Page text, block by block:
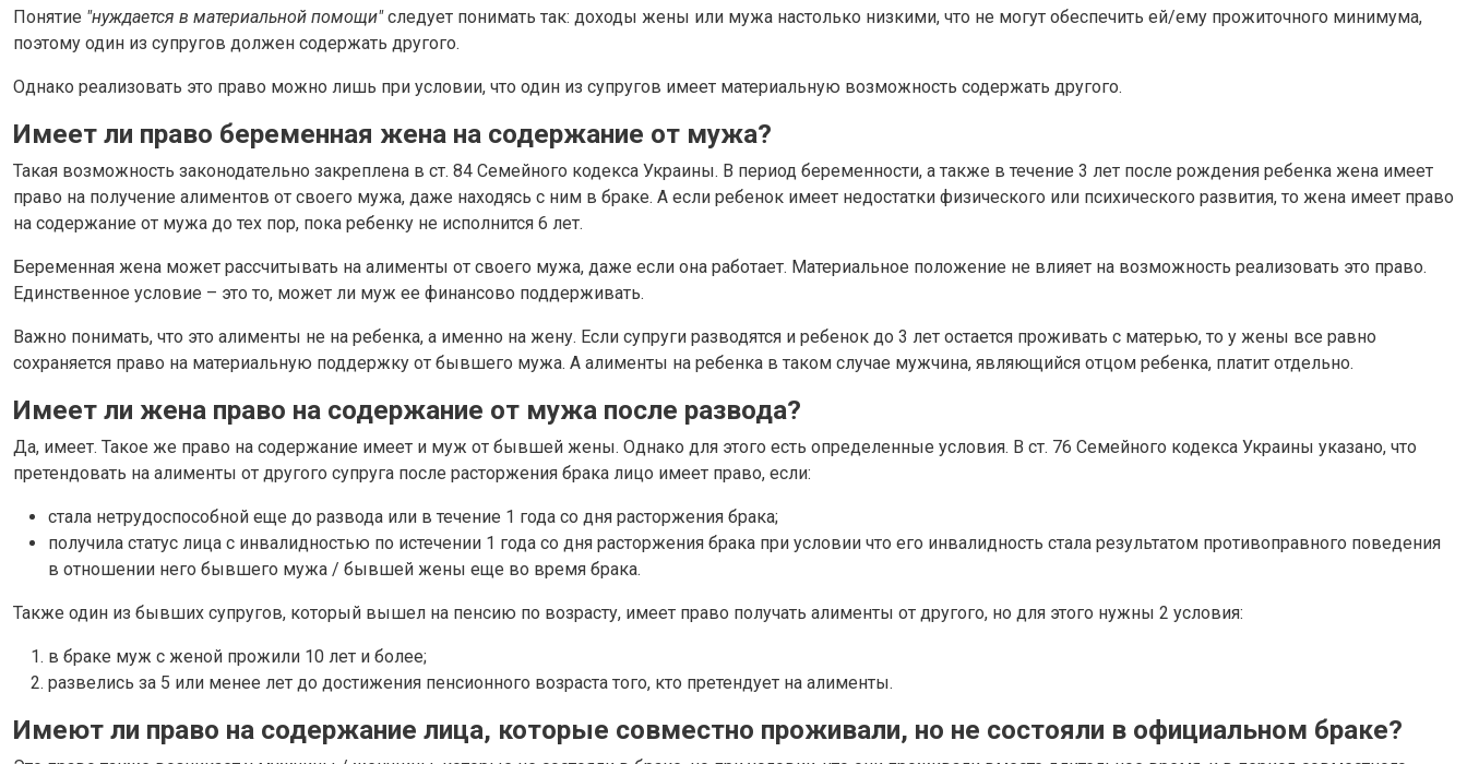
Понятие "нуждается в материальной помощи"следует понимать так: доходы жены или мужа настолько низкими, что не могут обеспечить ей/ему прожиточного минимума,
поэтому один из супругов должен содержать другого.
Однако реализовать это право можно лишь при условии, что один из супругов имеет материальную возможность содержать другого.
Имеет ли право беременная жена на содержание от мужа?
Такая возможность законодательно закреплена в ст. 84 Семейного кодекса Украины. В период беременности, а также в течение 3 лет после рождения ребенка жена имеет
право на получение алиментов от своего мужа, даже находясь с ним в браке. А если ребенок имеет недостатки физического или психического развития, то жена имеет право
на содержание от мужа до тех пор, пока ребенку не исполнится 6 лет.
Беременная жена может рассчитывать на алименты от своего мужа, даже если она работает. Материальное положение не влияет на возможность реализовать это право.
Единственное условие – это то, может ли муж ее финансово поддерживать.
Важно понимать, что это алименты не на ребенка, а именно на жену. Если супруги разводятся и ребенок до 3 лет остается проживать с матерью, то у жены все равно
сохраняется право на материальную поддержку от бывшего мужа. А алименты на ребенка в таком случае мужчина, являющийся отцом ребенка, платит отдельно.
Имеет ли жена право на содержание от мужа после развода?
Да, имеет. Такое же право на содержание имеет и муж от бывшей жены. Однако для этого есть определенные условия. В ст. 76 Семейного кодекса Украины указано, что
претендовать на алименты от другого супруга после расторжения брака лицо имеет право, если:
стала нетрудоспособной еще до развода или в течение 1 года со дня расторжения брака;
получила статус лица с инвалидностью по истечении 1 года со дня расторжения брака при условии что его инвалидность стала результатом противоправного поведения
в отношении него бывшего мужа / бывшей жены еще во время брака.
Также один из бывших супругов, который вышел на пенсию по возрасту, имеет право получать алименты от другого, но для этого нужны 2 условия:
в браке муж с женой прожили 10 лет и более;
развелись за 5 или менее лет до достижения пенсионного возраста того, кто претендует на алименты.
Имеют ли право на содержание лица, которые совместно проживали, но не состояли в официальном браке?